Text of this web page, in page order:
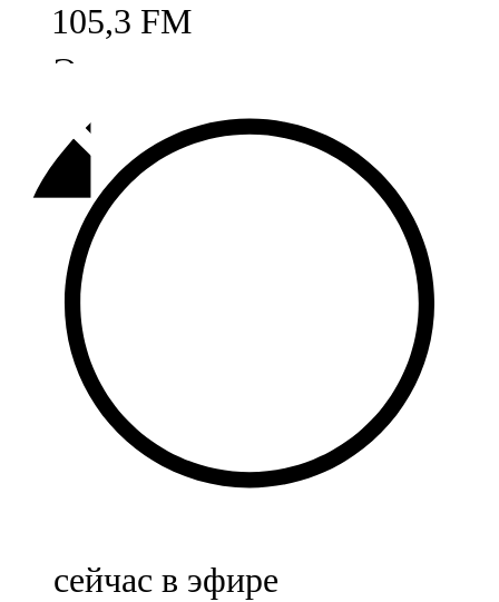
105,3 FM
Әлмәт
92,9 FM
Базарлы матак
107,1 FM
Балык бистәсе
104,9 FM
Баулы
107,5 FM
Биләр
Болгар
сейчас в эфире